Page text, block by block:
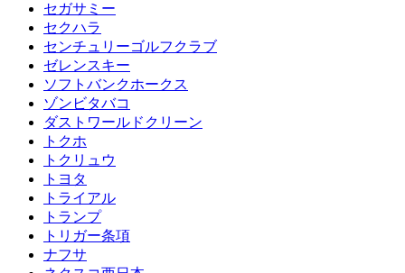
セガサミー
セクハラ
センチュリーゴルフクラブ
ゼレンスキー
ソフトバンクホークス
ゾンビタバコ
ダストワールドクリーン
トクホ
トクリュウ
トヨタ
トライアル
トランプ
トリガー条項
ナフサ